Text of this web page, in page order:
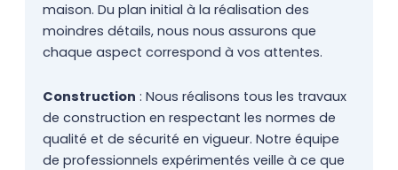
maison. Du plan initial à la réalisation des
moindres détails, nous nous assurons que
chaque aspect correspond à vos attentes.
Construction : Nous réalisons tous les travaux
de construction en respectant les normes de
qualité et de sécurité en vigueur. Notre équipe
de professionnels expérimentés veille à ce que